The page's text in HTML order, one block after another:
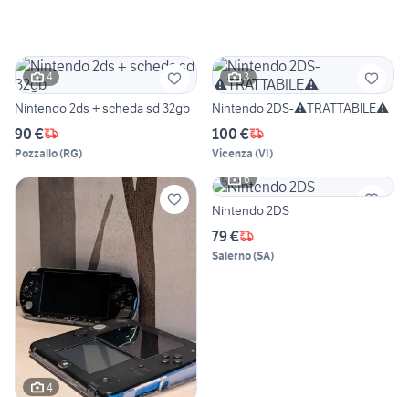
4
Nintendo 2ds + scheda sd 32gb
90 €
Pozzallo(RG)
3
Nintendo 2DS-⚠️TRATTABILE⚠️
100 €
Vicenza (VI)
4
6
Nintendo 2DS
79 €
Salerno(SA)